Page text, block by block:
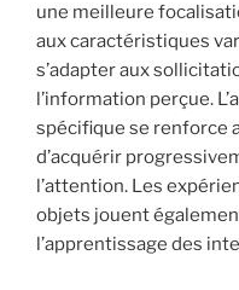
une meilleure
aux caractéristiques
s’adapter aux
l’information perçue.
spécifique se renforce
d’acquérir
l’attention. Les
objets jouent
l’apprentissage des